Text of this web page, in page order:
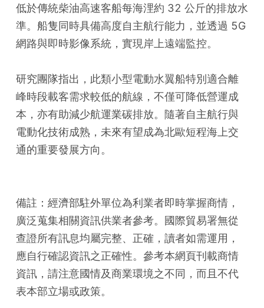
低於傳統柴油高速客船每海浬約 32 公斤的排放水
準。船隻同時具備高度自主航行能力，並透過 5G
網路與即時影像系統，實現岸上遠端監控。
研究團隊指出，此類小型電動水翼船特別適合離
峰時段載客需求較低的航線，不僅可降低營運成
本，亦有助減少航運業碳排放。隨著自主航行與
電動化技術成熟，未來有望成為北歐短程海上交
通的重要發展方向。
備註：經濟部駐外單位為利業者即時掌握商情，
廣泛蒐集相關資訊供業者參考。國際貿易署無從
查證所有訊息均屬完整、正確，讀者如需運用，
應自行確認資訊之正確性。參考本網頁刊載商情
資訊，請注意國情及商業環境之不同，而且不代
表本部立場或政策。